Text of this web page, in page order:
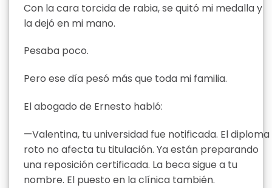
Con la cara torcida de rabia, se quitó mi medalla y
la dejó en mi mano.
Pesaba poco.
Pero ese día pesó más que toda mi familia.
El abogado de Ernesto habló:
—Valentina, tu universidad fue notificada. El diploma
roto no afecta tu titulación. Ya están preparando
una reposición certificada. La beca sigue a tu
nombre. El puesto en la clínica también.